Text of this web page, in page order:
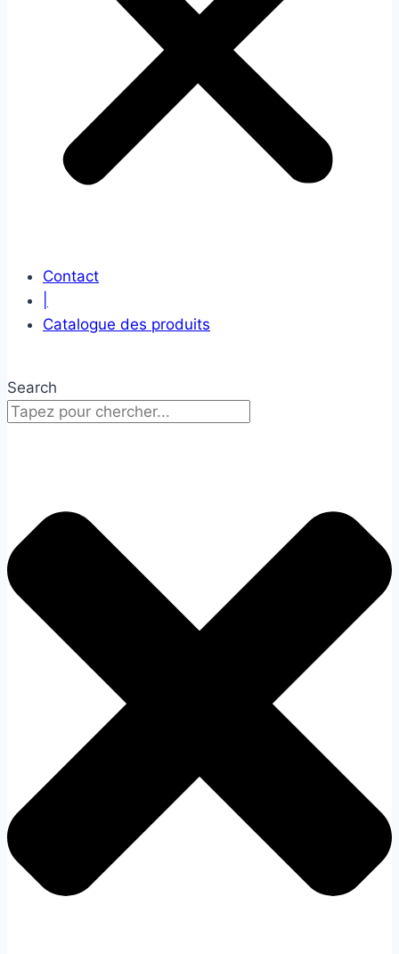
Contact
Catalogue des produits
Search